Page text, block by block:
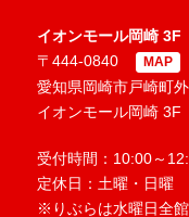
イオンモール岡崎 3F
〒444-0840
MAP
愛知県岡崎市戸崎町
イオンモール岡崎 3F
受付時間：10:00～
定休日：土曜・日曜
※りぶらは水曜日全